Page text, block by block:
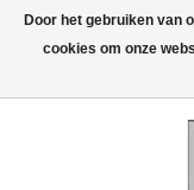
Menu
AVONDVULLEND
Door het gebruiken van
cookies om onze